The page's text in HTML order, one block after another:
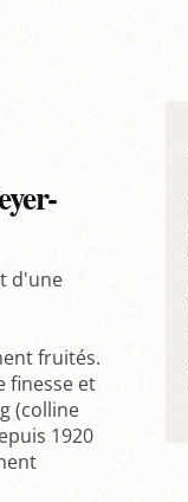
d'une
fruités.
finesse et
(colline
1920